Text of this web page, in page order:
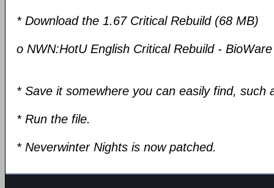
* Download the 1.67 Critical Rebuild (68 MB)
o NWN:HotU English Critical Rebuild - BioWare
* Save it somewhere you can easily find, such
* Run the file.
* Neverwinter Nights is now patched.